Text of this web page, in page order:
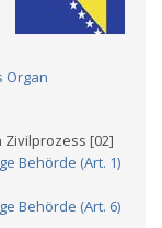
Organ
Zivilprozess [02]
Behörde (Art. 1)
Behörde (Art. 6)